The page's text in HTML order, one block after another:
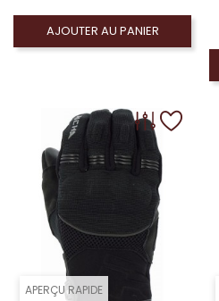
AJOUTER AU PANIER
APERÇU RAPIDE